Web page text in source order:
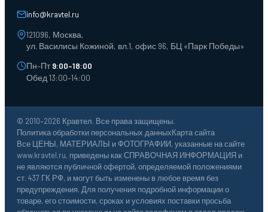
Тележки для склада
info@kravtel.ru
121096, Москва,
ул. Василисы Кожиной, вл.1, офис 96, БЦ «Парк Победы»
Пн–Пт9:00–18:00
Обед 13:00–14:00
© 2010–2026 Кравтел. Все права защищены.
Политика обработки персональных данныхКарта сайта
Все ЦЕНЫ, МАТЕРИАЛЫ и ФОТОГРАФИИ, указанные на сайте
www.kravtel.ru, приведены как СПРАВОЧНАЯ ИНФОРМАЦИЯ и
не являются публичной офертой, определяемой положениями
ст. 437 ГК РФ, и могут быть изменены в любое время без
предупреждения. Для получения подробной информации о
товаре, его стоимости, сроках и условиях поставки просьба